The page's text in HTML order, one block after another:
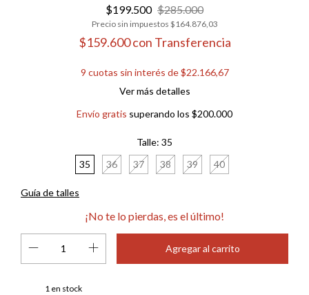
$199.500 $285.000
Precio sin impuestos $164.876,03
$159.600con Transferencia
9 cuotas sin interés de$22.166,67
Ver más detalles
Envío gratis superando los $200.000
Talle: 35
35
36 37 38 39 40
Guía de talles
¡No te lo pierdas, es el último!
1 en stock